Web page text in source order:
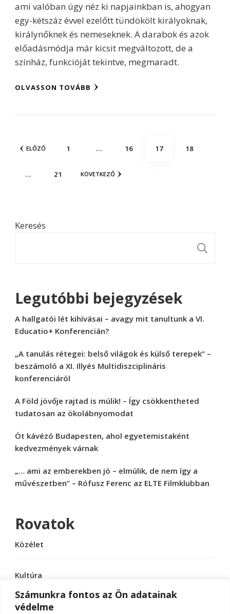
Számunkra fontos az Ön adatainak
védelme
ami valóban úgy néz ki napjainkban is, ahogyan
egy-kétszáz évvel ezelőtt tündökölt királyoknak,
királynőknek és nemeseknek. A darabok és azok
előadásmódja már kicsit megváltozott, de a
színház, funkcióját tekintve, megmaradt.
OLVASSON TOVÁBB
Bejegyzések
ELŐZŐ OLDAL
1 … OLDAL
16 OLDAL
17 OLDAL
18
… OLDAL
21 KÖVETKEZŐ
Keresés
Legutóbbi bejegyzések
A hallgatói lét kihívásai – avagy mit tanultunk a VI.
Educatio+ Konferencián?
„A tanulás rétegei: belső világok és külső terepek” –
beszámoló a XI. Illyés Multidiszciplináris
konferenciáról
A Föld jövője rajtad is múlik! – Így csökkentheted
tudatosan az ökolábnyomodat
Öt kávézó Budapesten, ahol egyetemistaként
kedvezmények várnak
„… ami az emberekben jó – elmúlik, de nem így a
művészetben” – Rófusz Ferenc az ELTE Filmklubban
Rovatok
Közélet
Kultúra
Sport